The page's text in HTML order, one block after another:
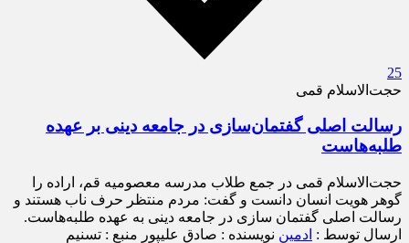
25
حجت‌الاسلام قمی
رسالت اصلی گفتمان‌سازی در جامعه دینی بر عهده
طلبه‌هاست
حجت‌الاسلام قمی در جمع طلاب مدرسه معصومیه قم، اراده را
گوهر هویت انسان دانست و گفت: مردم منتظر حرف ناب هستند و
رسالت اصلی گفتمان سازی در جامعه دینی به عهده طلبه‌هاست.
ارسال توسط : ادمین نویسنده : صادق علیپور منبع : تسنیم